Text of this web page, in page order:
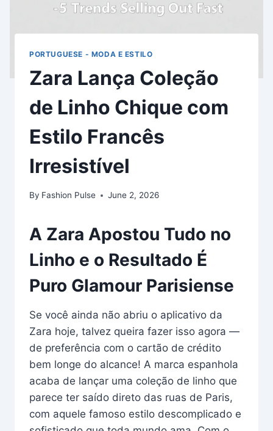
PORTUGUESE - MODA E ESTILO
Zara Lança Coleção
de Linho Chique com
Estilo Francês
Irresistível
By Fashion Pulse June 2, 2026
A Zara Apostou Tudo no
Linho e o Resultado É
Puro Glamour Parisiense
Se você ainda não abriu o aplicativo da
Zara hoje, talvez queira fazer isso agora —
de preferência com o cartão de crédito
bem longe do alcance! A marca espanhola
acaba de lançar uma coleção de linho que
parece ter saído direto das ruas de Paris,
com aquele famoso estilo descomplicado e